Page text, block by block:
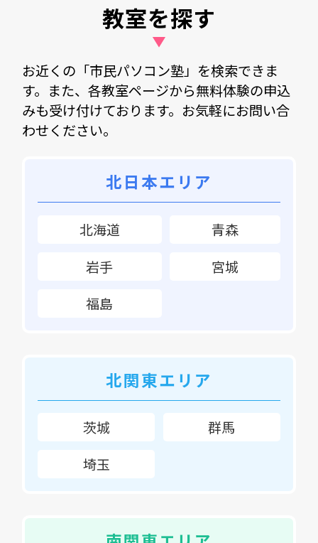
教室を探す
お近くの「市民パソコン塾」を検索できま
す。また、各教室ページから無料体験の申込
みも受け付けております。お気軽にお問い合
わせください。
北日本エリア
北海道
青森
岩手
宮城
福島
北関東エリア
茨城
群馬
埼玉